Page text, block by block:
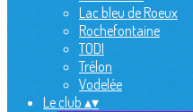
Lac bleu de Roeux
Rochefontaine
TODI
Trélon
Vodelée
Le club ▴▾